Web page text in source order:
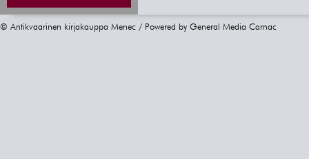
© Antikvaarinen kirjakauppa Menec / Powered by General Media Carnac